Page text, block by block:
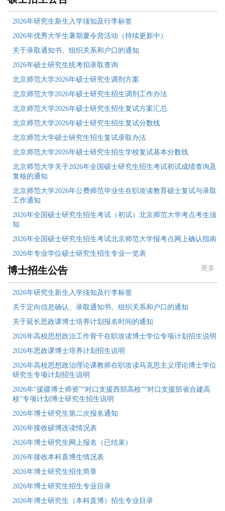
2026年研究生新生入学须知及行李标签
2026年优秀大学生暑期夏令营活动（持续更新中）
关于录取通知书、组织关系和户口的通知
2026年硕士研究生统考拟录取查询
北京师范大学2026年硕士研究生调剂方案
北京师范大学2026年硕士研究生招生调剂工作办法
北京师范大学2026年硕士研究生招生复试方案汇总
北京师范大学2026年硕士研究生招生复试分数线
北京师范大学硕士研究生招生复试录取办法
北京师范大学2026年硕士研究生招生学校复试基本分数线
北京师范大学关于2026年全国硕士研究生招生考试初试成绩查询及
复核的通知
北京师范大学2026年公费师范毕业生在职攻读教育硕士复试与录取
工作通知
2026年全国硕士研究生招生考试（初试）北京师范大学考点考生须
知
2026年全国硕士研究生招生考试北京师范大学报考点网上确认指南
2026年专业学位硕士研究生招生专业一览表
博士招生公告 更多
2026年研究生新生入学须知及行李标签
关于定向信息确认、录取通知书、组织关系和户口的通知
关于延长思政课博士培养计划报名时间的通知
2026年高校思想政治工作骨干在职攻读博士学位专项计划招生说明
2026年思政课博士培养计划招生说明
2026年高校思想政治理论课教师在职攻读马克思主义理论博士学位
研究生专项计划招生说明
2026年“援疆博士师资”“对口支援西部高校”“对口支援部省合建高
校”专项计划博士研究生招生说明
2026年博士研究生第二次报名通知
2026年接收硕博连读情况表
2026年博士研究生网上报名（已结束）
2026年接收本科直博生情况表
2026年博士研究生招生简章
2026年博士研究生招生专业目录
2026年博士研究生（本科直博）招生专业目录